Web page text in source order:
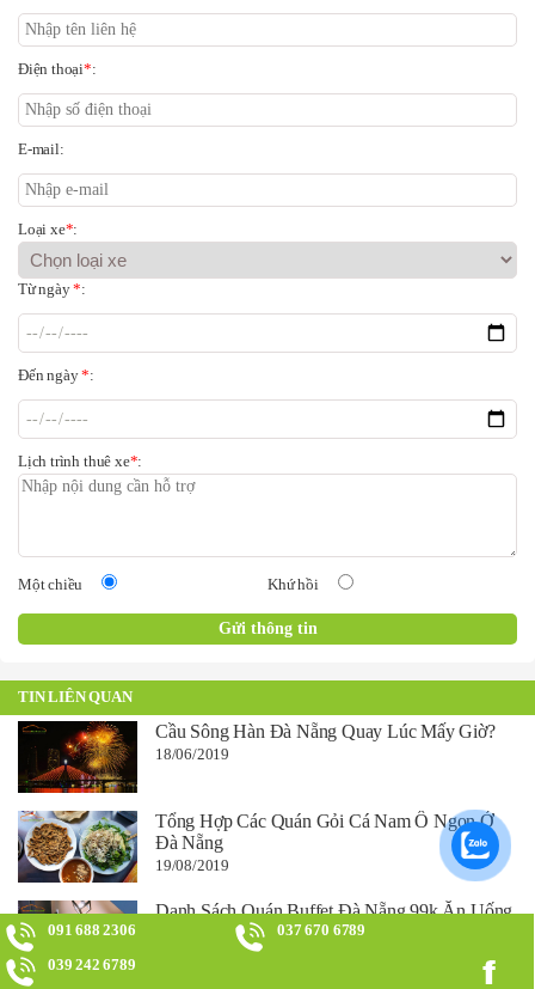
Điện thoại*:
E-mail:
Loại xe*:
Từ ngày*:
Đến ngày*:
Lịch trình thuê xe*:
Một chiều Khứ hồi
TIN LIÊN QUAN
Cầu Sông Hàn Đà Nẵng Quay Lúc Mấy Giờ?
18/06/2019
Tổng Hợp Các Quán Gỏi Cá Nam Ô Ngon Ở
Đà Nẵng
19/08/2019
Danh Sách Quán Buffet Đà Nẵng 99k Ăn Uống
091 688 2306 037 670 6789
039 242 6789